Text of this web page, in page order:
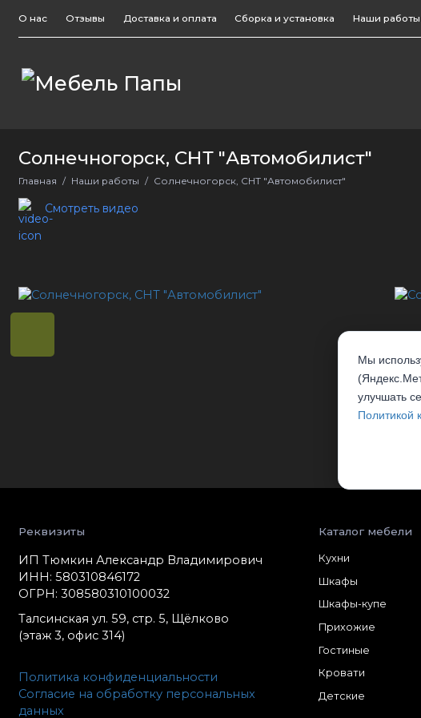
О нас Отзывы Доставка и оплата Сборка и установка Наши работы
Солнечногорск, СНТ "Автомобилист"
Главная Наши работы Солнечногорск, СНТ "Автомобилист"
Смотреть видео
Реквизиты
ИП Тюмкин Александр Владимирович
ИНН: 580310846172
ОГРН: 308580310100032
Талсинская ул. 59, стр. 5, Щёлково
(этаж 3, офис 314)
Политика конфиденциальности
Согласие на обработку персональных
данных
Каталог мебели
Кухни
Шкафы
Шкафы-купе
Прихожие
Гостиные
Кровати
Детские
Мы
улучшать
Политикой